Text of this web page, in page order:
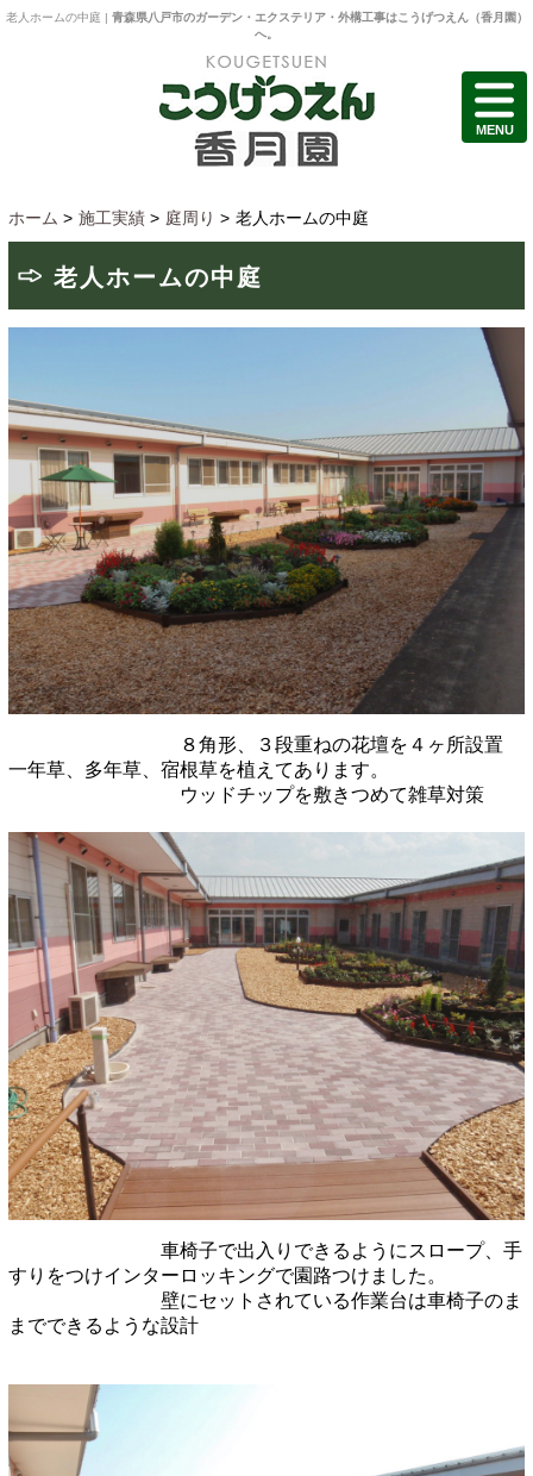
老人ホームの中庭 | 青森県八戸市のガーデン・エクステリア・外構工事はこうげつえん（香月園）
へ。
ホーム > 施工実績 > 庭周り > 老人ホームの中庭
老人ホームの中庭
８角形、３段重ねの花壇を４ヶ所設置
一年草、多年草、宿根草を植えてあります。
ウッドチップを敷きつめて雑草対策
車椅子で出入りできるようにスロープ、手
すりをつけインターロッキングで園路つけました。
壁にセットされている作業台は車椅子のま
までできるような設計
MENU